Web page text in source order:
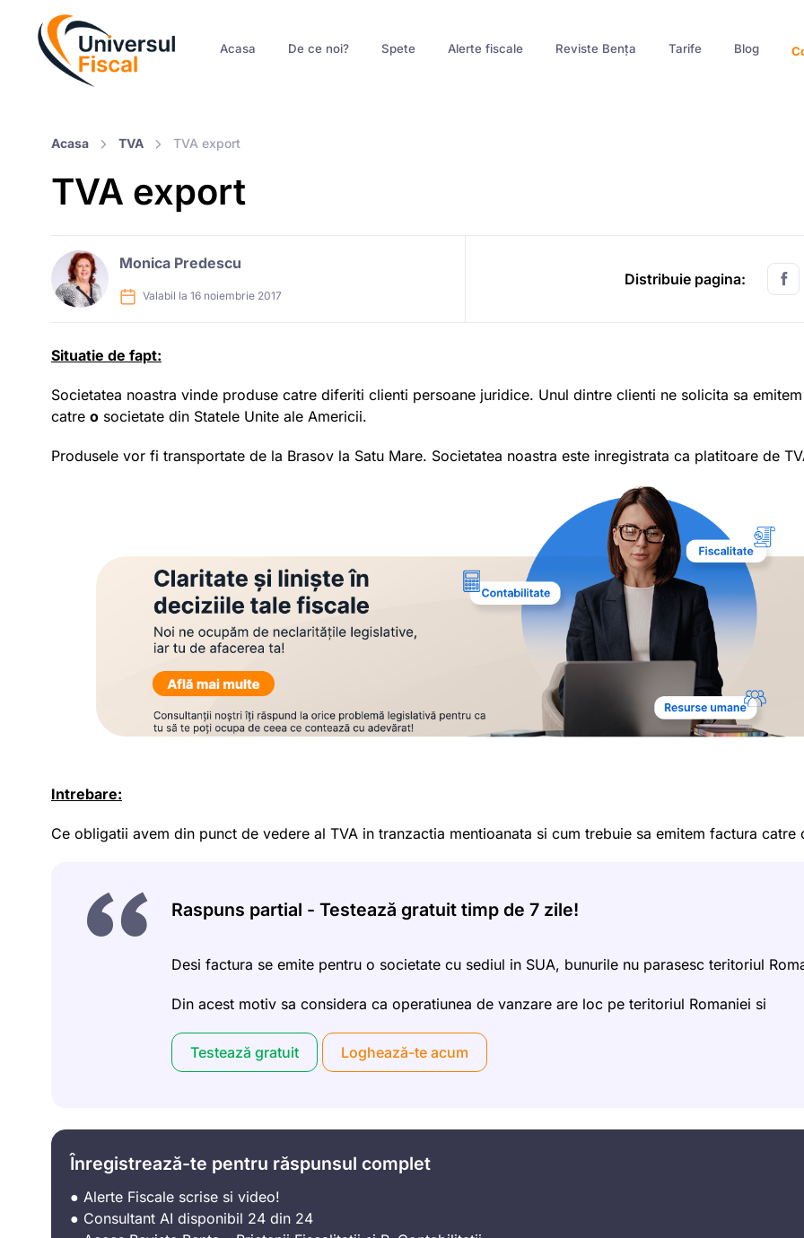
Acasa De ce noi? Spete Alerte fiscale Reviste Bența Tarife Blog
Acasa TVA TVA export
TVA export
Monica Predescu
Valabil la 16 noiembrie 2017
Distribuie pagina:
Situatie de fapt:
Societatea noastra vinde produse catre diferiti clienti persoane juridice. Unul dintre clienti ne solicita sa
catre o societate din Statele Unite ale Americii.
Produsele vor fi transportate de la Brasov la Satu Mare. Societatea noastra este inregistrata ca platitoare de
Intrebare:
Ce obligatii avem din punct de vedere al TVA in tranzactia mentioanata si cum trebuie sa emitem factura catre
Raspuns partial - Testează gratuit timp de 7 zile!
Desi factura se emite pentru o societate cu sediul in SUA, bunurile nu parasesc teritoriul
Din acest motiv sa considera ca operatiunea de vanzare are loc pe teritoriul Romaniei si
Testează gratuit Loghează-te acum
Înregistrează-te pentru răspunsul complet
● Alerte Fiscale scrise si video!
● Consultant AI disponibil 24 din 24